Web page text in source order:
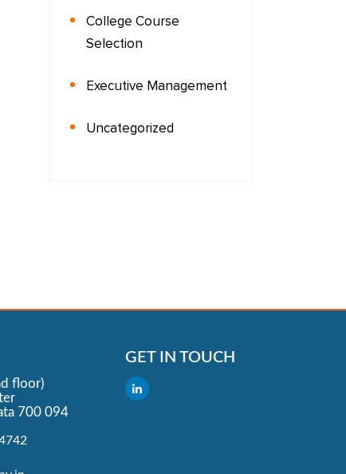
College Course
Selection
Executive Management
Uncategorized
floor)
700 094
GET IN TOUCH